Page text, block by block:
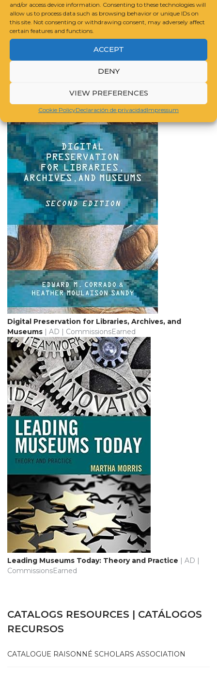
and/or access device information. Consenting to these technologies will
allow us to process data such as browsing behavior or unique IDs on
this site. Not consenting or withdrawing consent, may adversely affect
certain features and functions.
ACCEPT
DENY
VIEW PREFERENCES
Cookie PolicyDeclaración de privacidadImpressum
How to Manage Processing of Archives and Special
Collections: An Introduction
| AD | CommissionsEarned
Digital Preservation for Libraries, Archives, and
Museums | AD | CommissionsEarned
Leading Museums Today: Theory and Practice | AD |
CommissionsEarned
CATALOGS RESOURCES | CATÁLOGOS
RECURSOS
CATALOGUE RAISONNÉ SCHOLARS ASSOCIATION